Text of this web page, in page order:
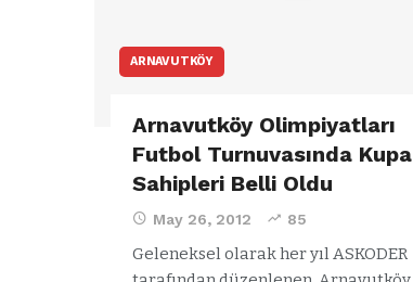
ARNAVUTKÖY
Arnavutköy Olimpiyatları
Futbol Turnuvasında Kupa
Sahipleri Belli Oldu
May 26, 2012 85
Geleneksel olarak her yıl ASKODER